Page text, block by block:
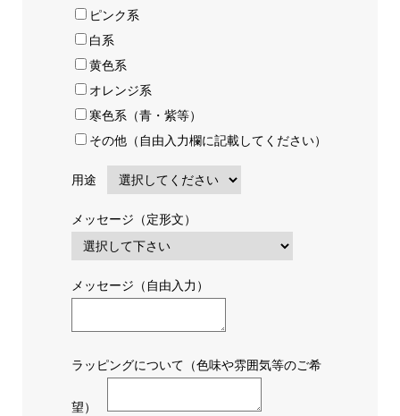
ピンク系
白系
黄色系
オレンジ系
寒色系（青・紫等）
その他（自由入力欄に記載してください）
用途
メッセージ（定形文）
メッセージ（自由入力）
ラッピングについて（色味や雰囲気等のご希
望）